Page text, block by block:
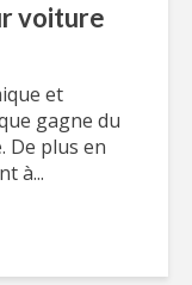
voiture
et
gagne du
De plus en
à...